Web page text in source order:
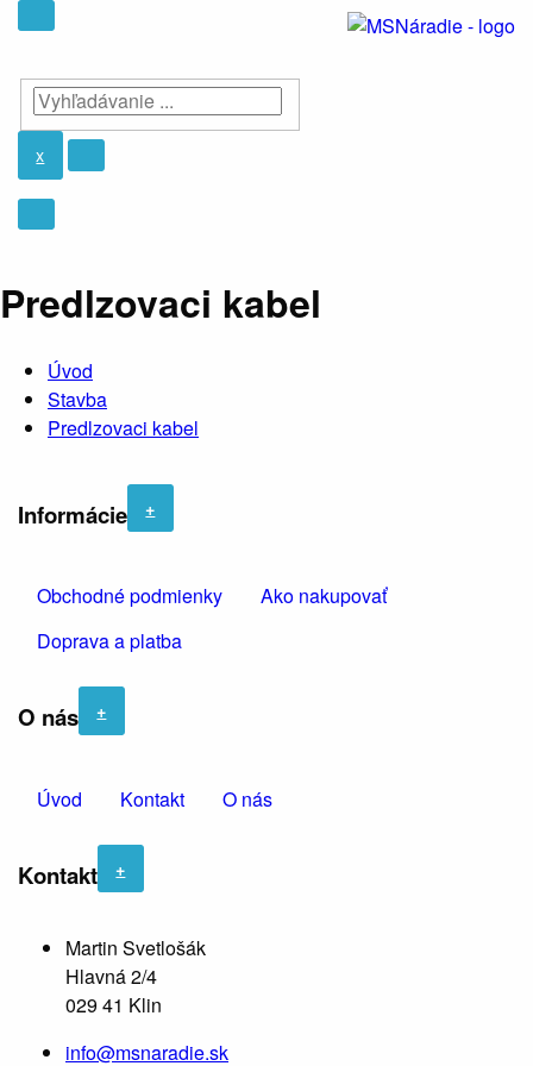
x
Predlzovaci kabel
Úvod
Stavba
Predlzovaci kabel
Informácie +
Obchodné podmienky
Ako nakupovať
Doprava a platba
O nás +
Úvod Kontakt O nás
Kontakt +
Martin Svetlošák
Hlavná 2/4
029 41 Klin
info@msnaradie.sk